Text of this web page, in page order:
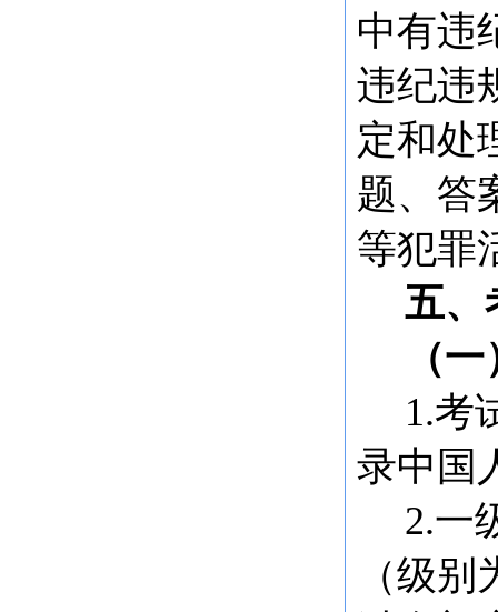
中有违
违纪违
定和处
题、答
等犯罪
五、
（
1.考
录中国
2.一
（级